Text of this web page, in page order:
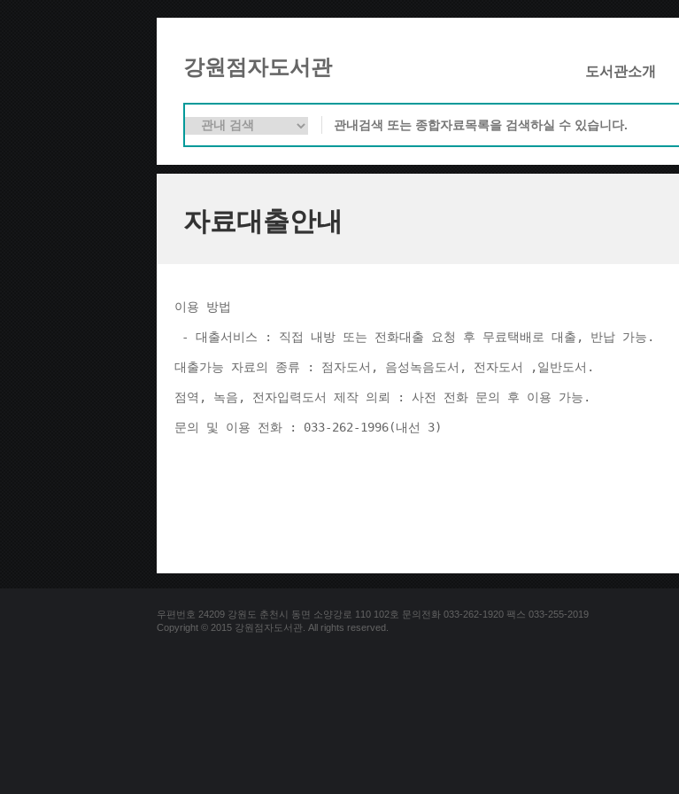
강원점자도서관 도서관소개
자료대출안내
이용 방법
- 대출서비스 : 직접 내방 또는 전화대출 요청 후 무료택배로 대출, 반납 가능.
대출가능 자료의 종류 : 점자도서, 음성녹음도서, 전자도서 ,일반도서.
점역, 녹음, 전자입력도서 제작 의뢰 : 사전 전화 문의 후 이용 가능.
문의 및 이용 전화 : 033-262-1996(내선 3)
우편번호 24209 강원도 춘천시 동면 소양강로 110 102호 문의전화 033-262-1920 팩스 033-255-2019
Copyright © 2015 강원점자도서관. All rights reserved.